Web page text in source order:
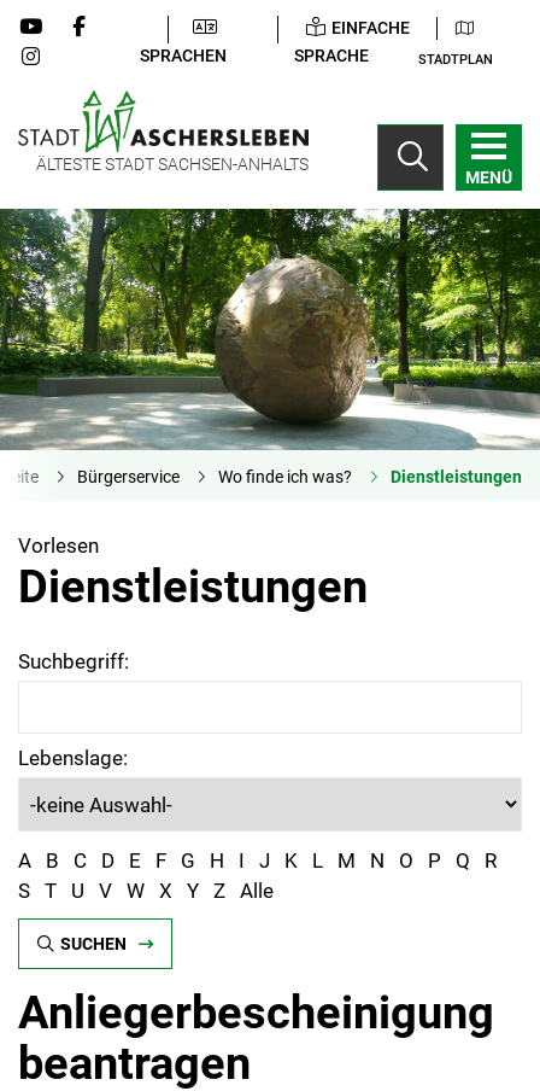
SPRACHEN
EINFACHE
SPRACHE
STADTPLAN
ÄLTESTE STADT SACHSEN-ANHALTS
MENÜ
Bürgerservice Wo finde ich was? Dienstleistungen
Vorlesen
Dienstleistungen
Suchbegriff:
Lebenslage:
A B C D E F G H I J K L M N O P Q
R
S T U V W X Y Z Alle
SUCHEN
Anliegerbescheinigung
beantragen